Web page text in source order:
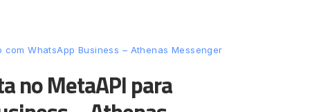
WhatsApp Business – Athenas Messenger
no MetaAPI para